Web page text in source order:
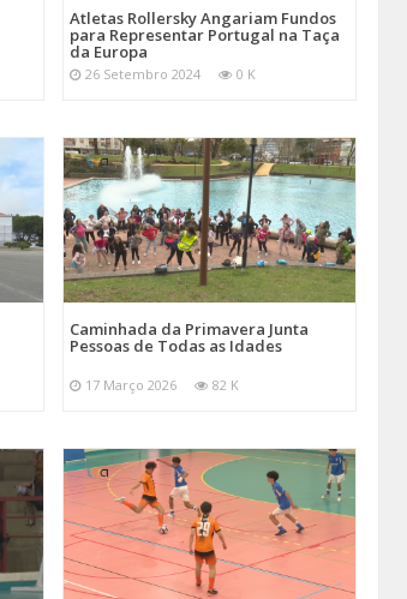
Atletas Rollersky Angariam Fundos
para Representar Portugal na Taça
da Europa
26 Setembro 2024 0 K
Caminhada da Primavera Junta
Pessoas de Todas as Idades
17 Março 2026 82 K